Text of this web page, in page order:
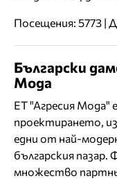
Посещения: 5773 |
Български
Мода
ЕТ "Агресия Мода"
проектирането,
едни от най-
българския
множество